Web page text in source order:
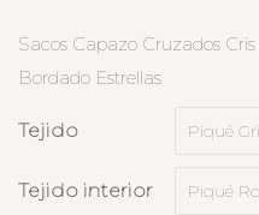
Sacos Capazo Cruzados
Bordado Estrellas
Tejido
Tejido interior